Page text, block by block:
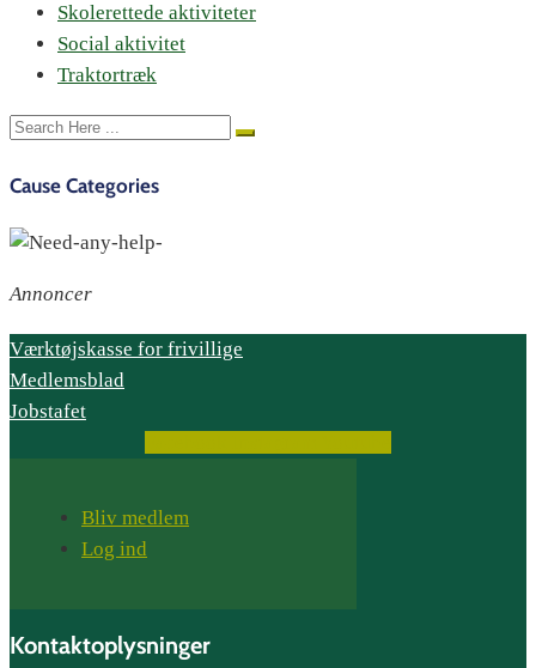
Skolerettede aktiviteter
Social aktivitet
Traktortræk
Cause Categories
Annoncer
Værktøjskasse for frivillige
Medlemsblad
Jobstafet
Bliv medlem
Log ind
Kontaktoplysninger